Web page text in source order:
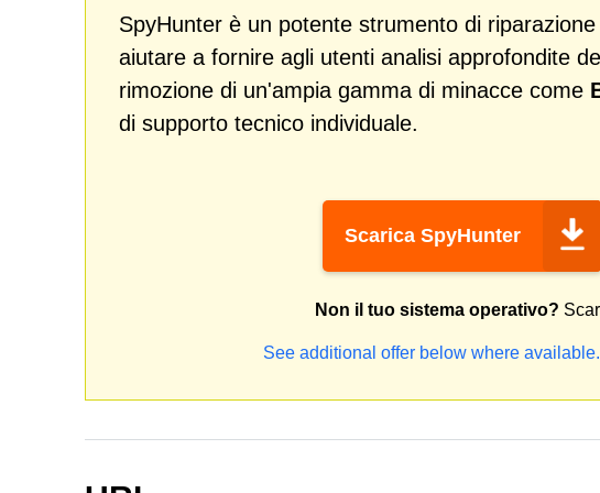
SpyHunter è un potente strumento di
aiutare a fornire agli utenti analisi approfondite
rimozione di un'ampia gamma di minacce come
di supporto tecnico individuale.
Scarica SpyHunter
Non il tuo sistema operativo?
See additional offer below where available.